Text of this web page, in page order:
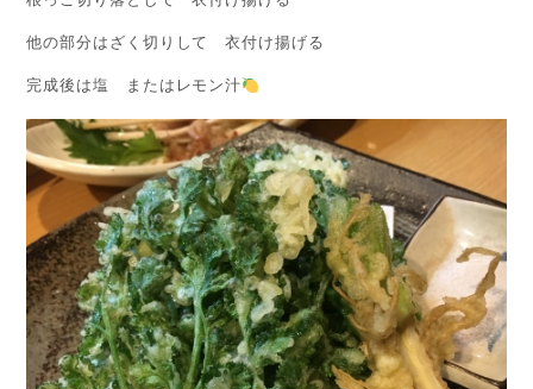
他の部分はざく切りして 衣付け揚げる
完成後は塩 またはレモン汁